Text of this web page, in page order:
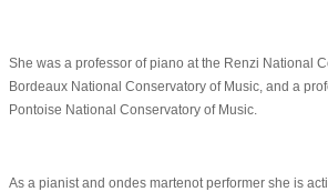
She was a professor of piano at the Renzi National
Bordeaux National Conservatory of Music, and a
Pontoise National Conservatory of Music.
As a pianist and ondes martenot performer she is